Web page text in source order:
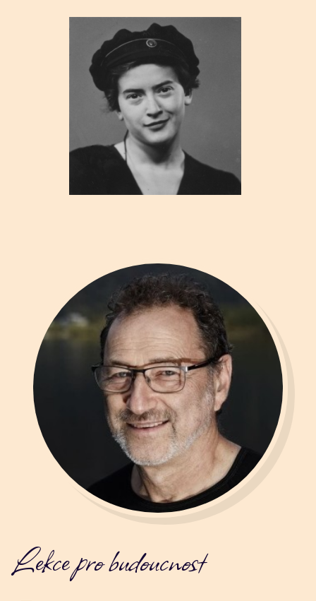
Lekce pro budoucnost